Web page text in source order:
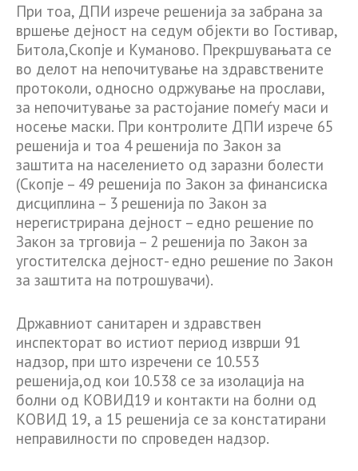
При тоа, ДПИ изрече решенија за забрана за
вршење дејност на седум објекти во Гостивар,
Битола,Скопје и Куманово. Прекршувањата се
во делот на непочитување на здравствените
протоколи, односно одржување на прослави,
за непочитување за растојание помеѓу маси и
носење маски. При контролите ДПИ изрече 65
решенија и тоа 4 решенија по Закон за
заштита на населението од заразни болести
(Скопје – 49 решенија по Закон за финансиска
дисциплина – 3 решенија по Закон за
нерегистрирана дејност – едно решение по
Закон за трговија – 2 решенија по Закон за
угостителска дејност- едно решение по Закон
за заштита на потрошувачи).
Државниот санитарен и здравствен
инспекторат во истиот период изврши 91
надзор, при што изречени се 10.553
решенија,од кои 10.538 се за изолација на
болни од КОВИД19 и контакти на болни од
КОВИД 19, а 15 решенија се за констатирани
неправилности по спроведен надзор.